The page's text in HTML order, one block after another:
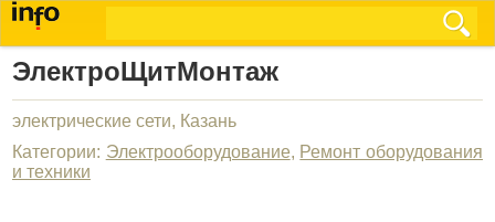
ЭлектроЩитМонтаж
электрические сети, Казань
Категории: Электрооборудование, Ремонт оборудования
и техники